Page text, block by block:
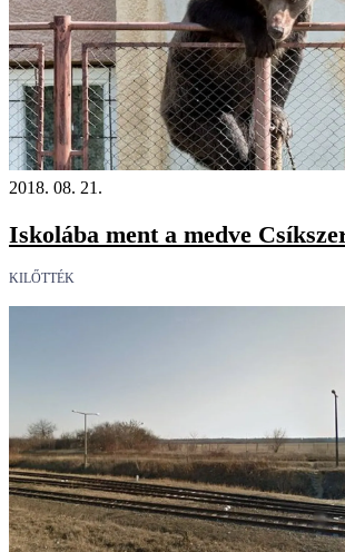
2018. 08. 21.
Iskolába ment a medve
KILŐTTÉK